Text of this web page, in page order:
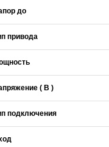
до
привода
( В )
подключения